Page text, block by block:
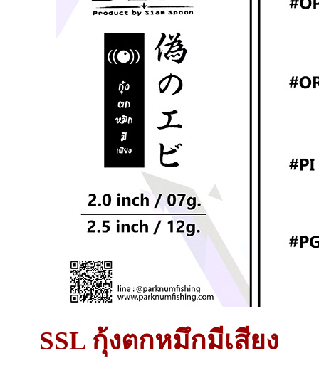
SSL กุ้งตกหมึกมีเสียง